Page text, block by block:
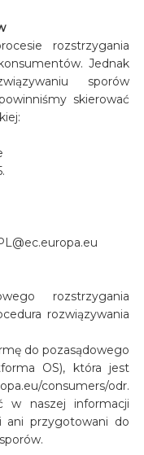
rozstrzygania
Jednak
sporów
skierować
rozstrzygania
rozwiązywania
do pozasądowego
OS), która jest
consumers/odr.
w naszej informacji
ani przygotowani do